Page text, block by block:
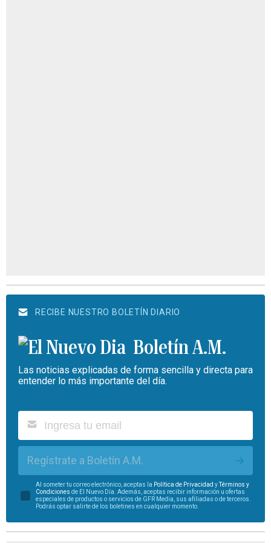
RECIBE NUESTRO BOLETÍN DIARIO
Boletín A.M.
Las noticias explicadas de forma sencilla y directa para
entender lo más importante del día.
Regístrate a Boletín A.M.
Al someter tu correo electrónico, aceptas la Política de Privacidad yTérminos y
Condiciones de El Nuevo Día. Además, aceptas recibir información u ofertas
especiales de productos o servicios de GFR Media, sus afiliadas o de terceros.
Podrás optar salirte de los boletines en cualquier momento.